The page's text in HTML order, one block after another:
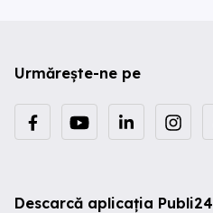
Urmărește-ne pe
Descarcă aplicația Publi24